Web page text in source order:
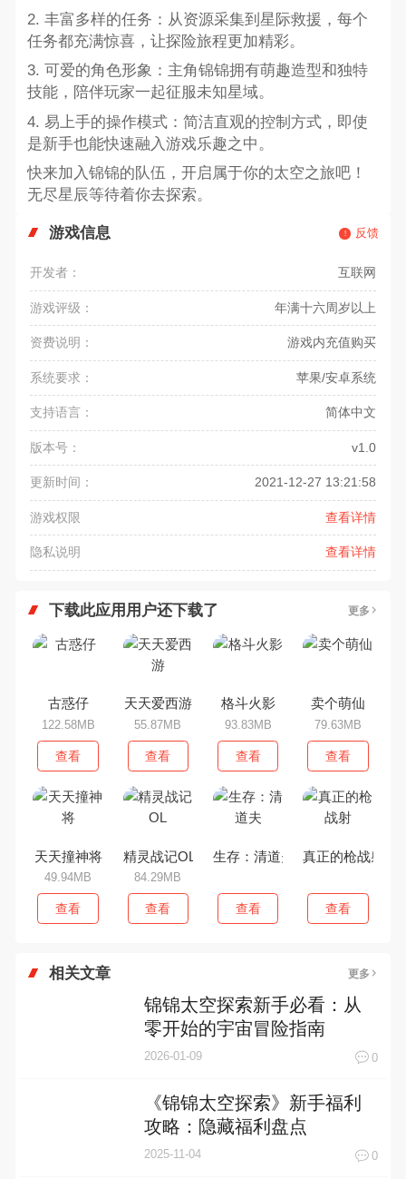
2. 丰富多样的任务：从资源采集到星际救援，每个
任务都充满惊喜，让探险旅程更加精彩。
3. 可爱的角色形象：主角锦锦拥有萌趣造型和独特
技能，陪伴玩家一起征服未知星域。
4. 易上手的操作模式：简洁直观的控制方式，即使
是新手也能快速融入游戏乐趣之中。
快来加入锦锦的队伍，开启属于你的太空之旅吧！
无尽星辰等待着你去探索。
游戏信息 反馈
开发者： 互联网
游戏评级： 年满十六周岁以上
资费说明： 游戏内充值购买
系统要求： 苹果/安卓系统
支持语言： 简体中文
版本号： v1.0
更新时间： 2021-12-27 13:21:58
游戏权限 查看详情
隐私说明 查看详情
下载此应用用户还下载了 更多
古惑仔
122.58MB
查看
天天爱西游
55.87MB
查看
格斗火影
93.83MB
查看
卖个萌仙
79.63MB
查看
天天撞神将
49.94MB
查看
精灵战记OL
84.29MB
查看
生存：清道夫
查看
真正的枪战射
查看
相关文章 更多
锦锦太空探索新手必看：从
零开始的宇宙冒险指南
2026-01-09 0
《锦锦太空探索》新手福利
攻略：隐藏福利盘点
2025-11-04 0